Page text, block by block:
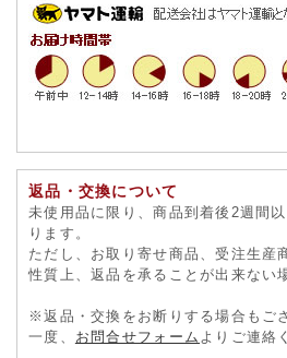
返品・交換について
未使用品に限り、商品到着後2週間
ります。
ただし、お取り寄せ商品、受注生産
性質上、返品を承ることが出来ない
※返品・交換をお断りする場合もご
一度、 お問合せフォーム よりご連絡